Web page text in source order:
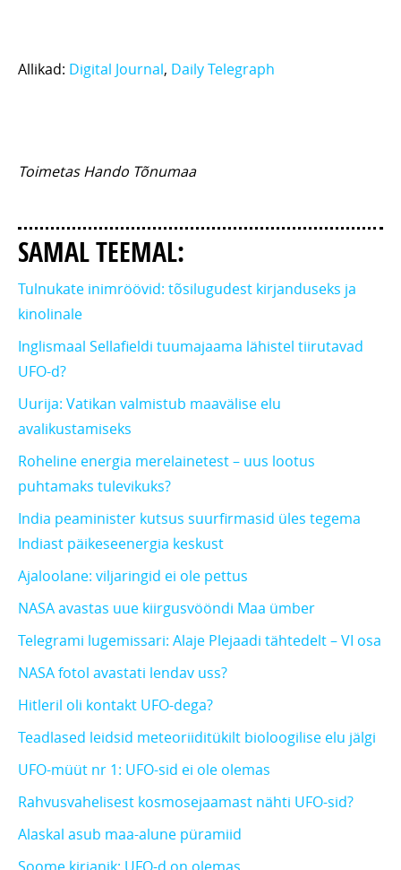
Allikad: Digital Journal, Daily Telegraph
Toimetas Hando Tõnumaa
SAMAL TEEMAL:
Tulnukate inimröövid: tõsilugudest kirjanduseks ja
kinolinale
Inglismaal Sellafieldi tuumajaama lähistel tiirutavad
UFO-d?
Uurija: Vatikan valmistub maavälise elu
avalikustamiseks
Roheline energia merelainetest – uus lootus
puhtamaks tulevikuks?
India peaminister kutsus suurfirmasid üles tegema
Indiast päikeseenergia keskust
Ajaloolane: viljaringid ei ole pettus
NASA avastas uue kiirgusvööndi Maa ümber
Telegrami lugemissari: Alaje Plejaadi tähtedelt – VI osa
NASA fotol avastati lendav uss?
Hitleril oli kontakt UFO-dega?
Teadlased leidsid meteoriiditükilt bioloogilise elu jälgi
UFO-müüt nr 1: UFO-sid ei ole olemas
Rahvusvahelisest kosmosejaamast nähti UFO-sid?
Alaskal asub maa-alune püramiid